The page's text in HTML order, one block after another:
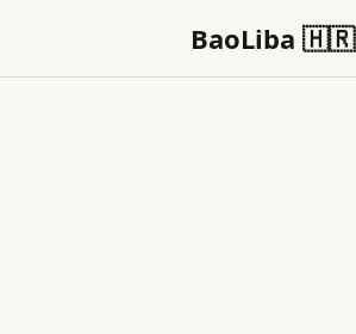
BaoLiba 🇭🇷